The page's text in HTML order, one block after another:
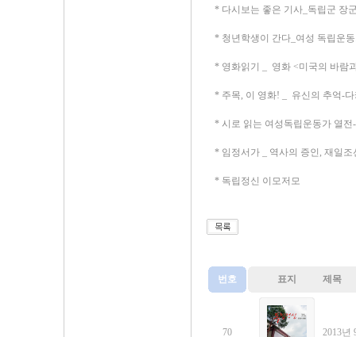
* 다시보는 좋은 기사_독립군 장
* 청년학생이 간다_여성 독립운
* 영화읽기 _ 영화 <미국의 바람
* 주목, 이 영화! _ 유신의 추억-
* 시로 읽는 여성독립운동가 열
* 임정서가 _ 역사의 증인, 재일조
* 독립정신 이모저모
번호 표지 제목
70 2013년